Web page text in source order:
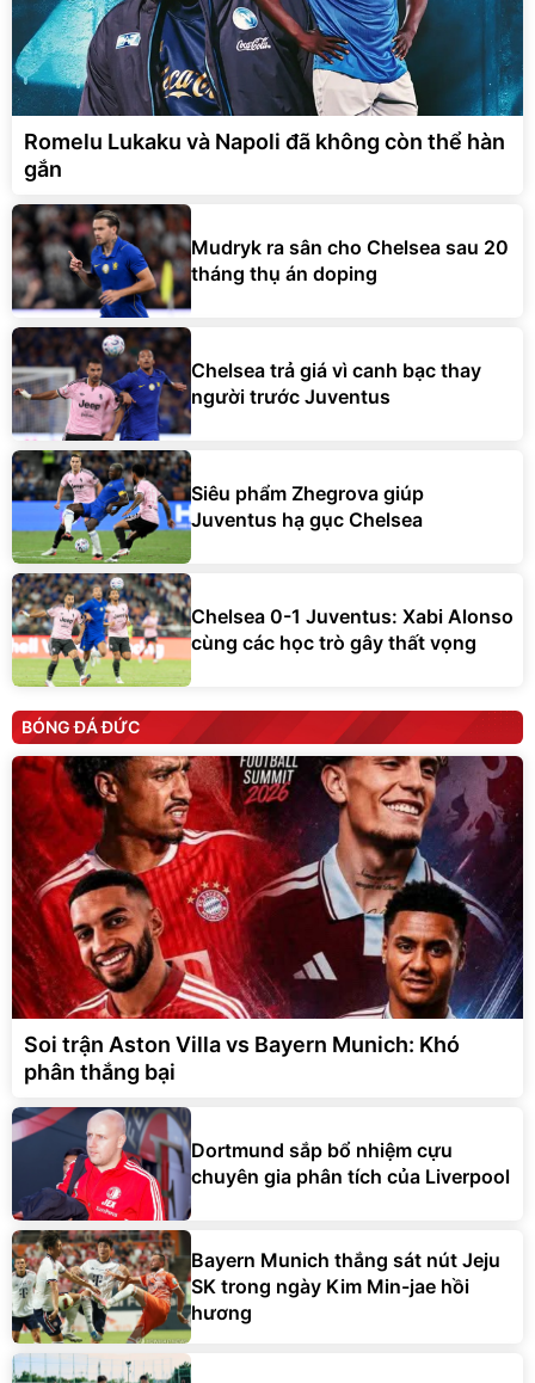
Romelu Lukaku và Napoli đã không còn thể hàn
gắn
Mudryk ra sân cho Chelsea sau 20
tháng thụ án doping
Chelsea trả giá vì canh bạc thay
người trước Juventus
Siêu phẩm Zhegrova giúp
Juventus hạ gục Chelsea
Chelsea 0-1 Juventus: Xabi Alonso
cùng các học trò gây thất vọng
BÓNG ĐÁ ĐỨC
Soi trận Aston Villa vs Bayern Munich: Khó
phân thắng bại
Dortmund sắp bổ nhiệm cựu
chuyên gia phân tích của Liverpool
Bayern Munich thắng sát nút Jeju
SK trong ngày Kim Min-jae hồi
hương